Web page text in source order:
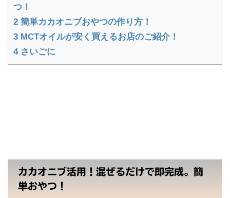
つ！
2 簡単カカオニブおやつの作り方！
3 MCTオイルが安く買えるお店のご紹介！
4さいごに
カカオニブ活用！混ぜるだけで即完成。簡
単おやつ！